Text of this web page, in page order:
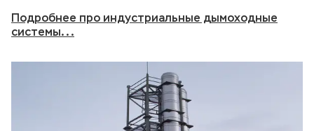
Подробнее про индустриальные дымоходные
системы